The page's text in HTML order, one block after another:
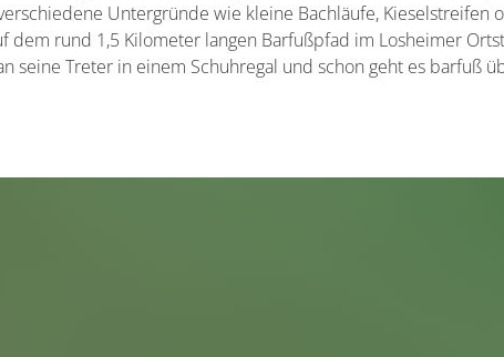
Untergründe wie kleine Bachläufe, Kieselstreifen
dem rund 1,5 Kilometer langen Barfußpfad im Losheimer
seine Treter in einem Schuhregal und schon geht es barfuß